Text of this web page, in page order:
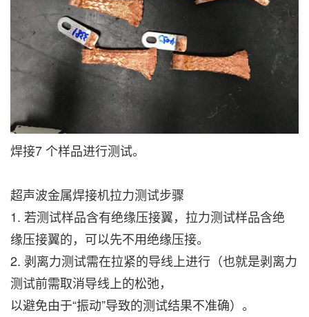
焊接7 个样品进行测试。
超声波金属焊接机拉力测试步骤
1. 若测试样品含有绝缘压接翼，拉力测试样品含绝
缘压接翼的，可以先不用绝缘压接。
2. 剥离力测试需在拉紧的导线上进行（也就是剥离力
测试前需取消导线上的松弛，
以避免由于“振动”导致的测试结果不准确）。